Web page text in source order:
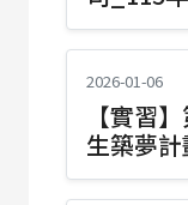
2026-01-06
【實習
生築夢計